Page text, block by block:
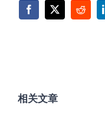
Facebook
X Reddit
相关文章